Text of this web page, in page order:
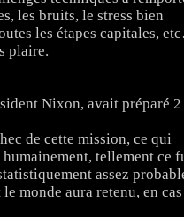
les bruits, le stress bien
les étapes capitales,
plaire.
Nixon, avait préparé 2
de cette mission, ce qui
tellement ce
assez
monde aura retenu, en cas